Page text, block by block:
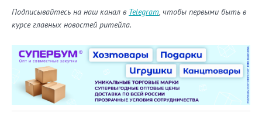
Подписывайтесь на наш канал в Telegram, чтобы первыми быть в
курсе главных новостей ритейла.